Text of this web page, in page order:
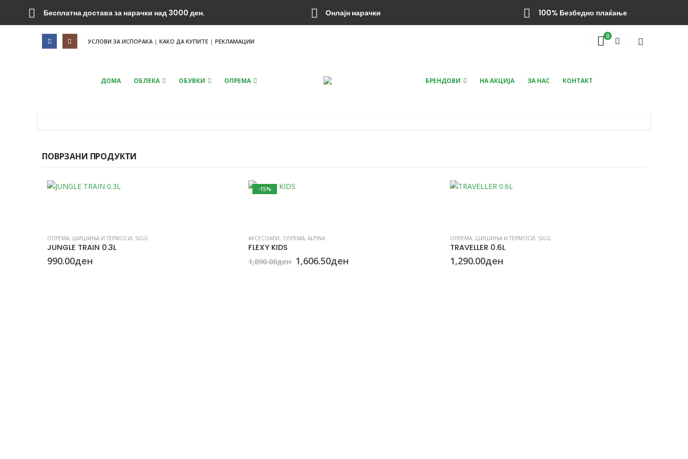
Бесплатна достава за нарачки над 3000 ден. Онлајн нарачки 100% Безбедно плаќање
УСЛОВИ ЗА ИСПОРАКА |КАКО ДА КУПИТЕ |РЕКЛАМАЦИИ
0
ДОМА ОБЛЕКА ОБУВКИ ОПРЕМА БРЕНДОВИ НА АКЦИЈА ЗА НАС КОНТАКТ
ПОВРЗАНИ ПРОДУКТИ
ОПРЕМА, ШИШИЊА И ТЕРМОСИ, SIGG
JUNGLE TRAIN 0.3L
990.00ден
-15%
This product has multiple variants. The options may be chosen on the product page
АКСЕСОАРИ, ОПРЕМА,ALPINA
FLEXY KIDS
1,890.00ден Original
price
1,606.50ден
This product has multiple variants. The options may be chosen on the product page
ОПРЕМА, ШИШИЊА И ТЕРМОСИ, SIGG
TRAVELLER 0.6L
1,290.00ден